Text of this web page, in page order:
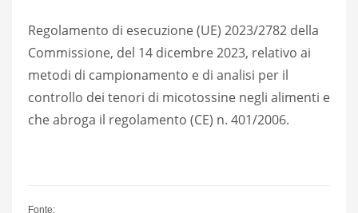
Regolamento di esecuzione (UE) 2023/2782 della
Commissione, del 14 dicembre 2023, relativo ai
metodi di campionamento e di analisi per il
controllo dei tenori di micotossine negli alimenti e
che abroga il regolamento (CE) n. 401/2006.
Fonte: